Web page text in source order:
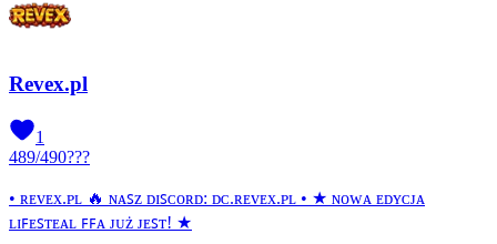
Revex.pl
1
489/490???
• ʀᴇᴠᴇx.ᴘʟ 🔥 ɴᴀꜱᴢ ᴅɪꜱᴄᴏʀᴅ: ᴅᴄ.ʀᴇᴠᴇx.ᴘʟ • ★ ɴᴏᴡᴀ ᴇᴅʏᴄᴊᴀ
ʟɪꜰᴇꜱᴛᴇᴀʟ ꜰꜰᴀ ᴊᴜż ᴊᴇꜱᴛ! ★